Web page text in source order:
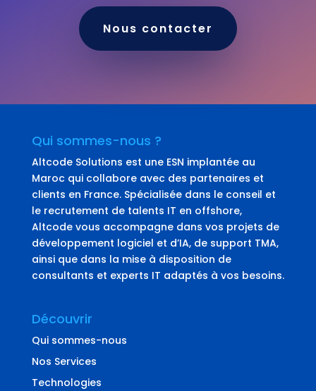
Nous contacter
Qui sommes-nous ?
Altcode Solutions est une ESN implantée au
Maroc qui collabore avec des partenaires et
clients en France. Spécialisée dans le conseil et
le recrutement de talents IT en offshore,
Altcode vous accompagne dans vos projets de
développement logiciel et d’IA, de support TMA,
ainsi que dans la mise à disposition de
consultants et experts IT adaptés à vos besoins.
Découvrir
Qui sommes-nous
Nos Services
Technologies